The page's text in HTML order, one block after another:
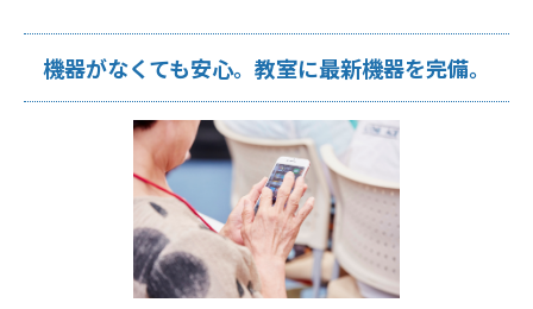
機器がなくても安心。教室に最新機器を完備。